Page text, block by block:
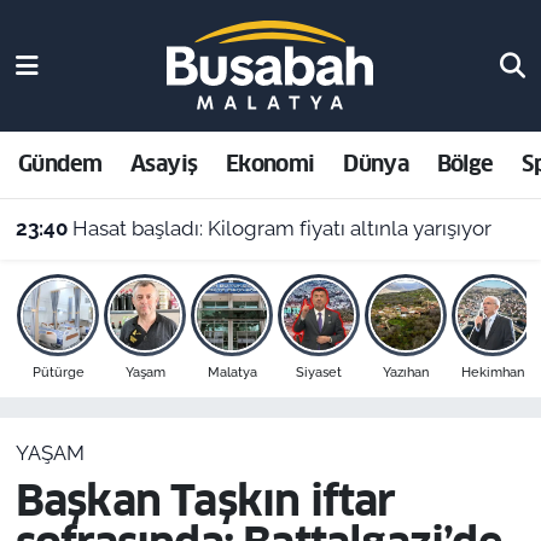
Gündem Asayiş Ekonomi Dünya Bölge
23:40 Hasat başladı: Kilogram fiyatı altınla yarışıyor
Pütürge Yaşam Malatya Siyaset Yazıhan Hekimhan
YAŞAM
Başkan Taşkın iftar
Asayiş
Ekonomi
Dünya
Bölge
Resmi İlanlar
Malatya Nöbetçi Eczaneler
Malatya Hava Durumu
Malatya Namaz Vakitleri
Malatya Trafik Yoğunluk Haritası
Süper Lig Puan Durumu ve Fikstür
Son Dakika Haberleri
Haber Arşivi